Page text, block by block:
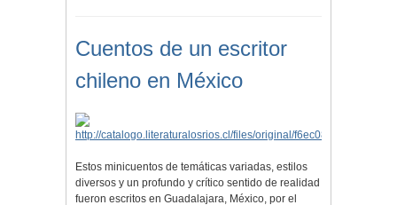
Cuentos de un escritor
chileno en México
Estos minicuentos de temáticas variadas, estilos
diversos y un profundo y crítico sentido de realidad
fueron escritos en Guadalajara, México, por el